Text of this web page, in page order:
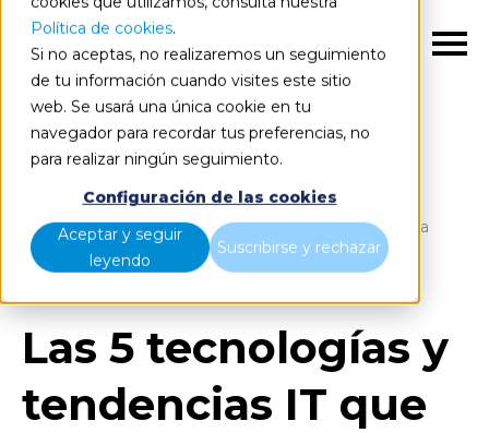
Política de cookies.
Si no aceptas, no realizaremos un seguimiento
de tu información cuando visites este sitio
web. Se usará una única cookie en tu
navegador para recordar tus preferencias, no
para realizar ningún seguimiento.
Configuración de las cookies
Aceptar y seguir
leyendo
Suscribirse y rechazar
ES
Las 5 tecnologías y tendencias IT que toda empresa
necesita en 2023
Las 5 tecnologías y
tendencias IT que